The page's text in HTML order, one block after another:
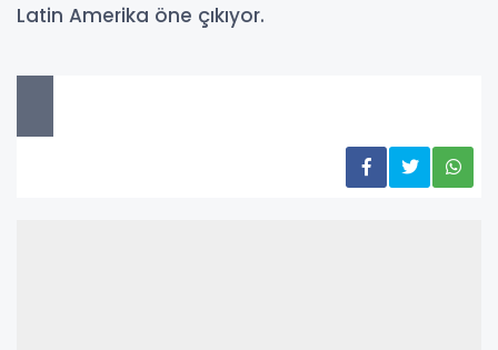
Latin Amerika öne çıkıyor.